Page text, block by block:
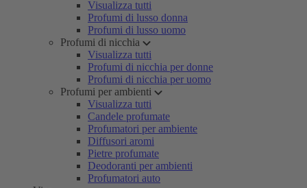
Visualizza tutti
Profumi di lusso donna
Profumi di lusso uomo
Profumi di nicchia
Visualizza tutti
Profumi di nicchia per donne
Profumi di nicchia per uomo
Profumi per ambienti
Visualizza tutti
Candele profumate
Profumatori per ambiente
Diffusori aromi
Pietre profumate
Deodoranti per ambienti
Profumatori auto